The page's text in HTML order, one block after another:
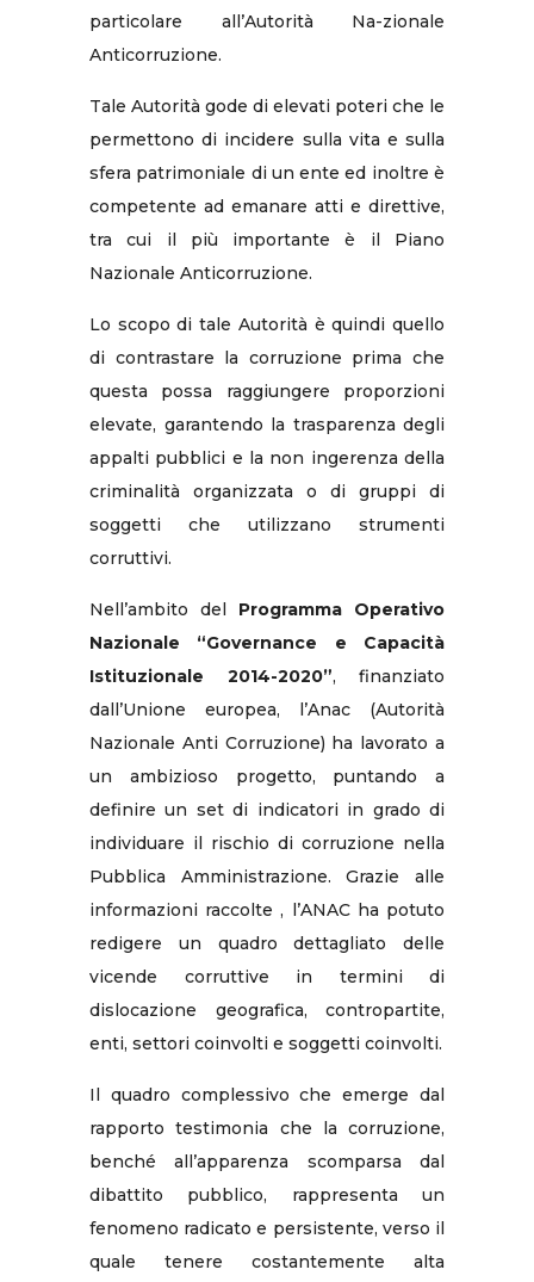
particolare all’Autorità Na-zionale
Anticorruzione.
Tale Autorità gode di elevati poteri che le
permettono di incidere sulla vita e sulla
sfera patrimoniale di un ente ed inoltre è
competente ad emanare atti e direttive,
tra cui il più importante è il Piano
Nazionale Anticorruzione.
Lo scopo di tale Autorità è quindi quello
di contrastare la corruzione prima che
questa possa raggiungere proporzioni
elevate, garantendo la trasparenza degli
appalti pubblici e la non ingerenza della
criminalità organizzata o di gruppi di
soggetti che utilizzano strumenti
corruttivi.
Nell’ambito del Programma Operativo
Nazionale “Governance e Capacità
Istituzionale 2014-2020”, finanziato
dall’Unione europea, l’Anac (Autorità
Nazionale Anti Corruzione) ha lavorato a
un ambizioso progetto, puntando a
definire un set di indicatori in grado di
individuare il rischio di corruzione nella
Pubblica Amministrazione. Grazie alle
informazioni raccolte , l’ANAC ha potuto
redigere un quadro dettagliato delle
vicende corruttive in termini di
dislocazione geografica, contropartite,
enti, settori coinvolti e soggetti coinvolti.
Il quadro complessivo che emerge dal
rapporto testimonia che la corruzione,
benché all’apparenza scomparsa dal
dibattito pubblico, rappresenta un
fenomeno radicato e persistente, verso il
quale tenere costantemente alta